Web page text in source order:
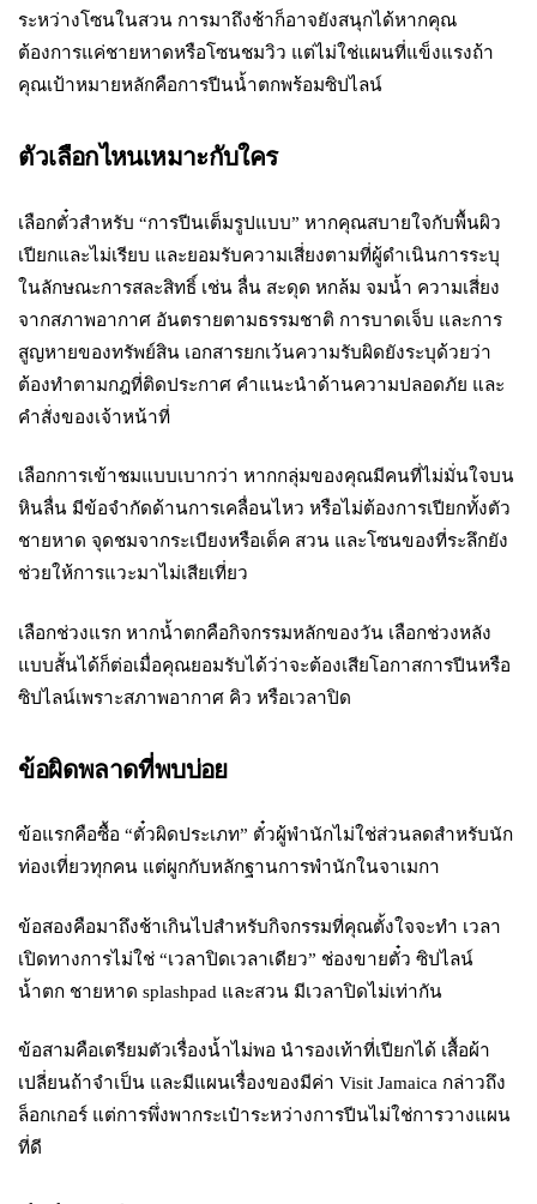
ระหว่างโซนในสวน การมาถึงช้าก็อาจยังสนุกได้หากคุณ
ต้องการแค่ชายหาดหรือโซนชมวิว แต่ไม่ใช่แผนที่แข็งแรงถ้า
คุณเป้าหมายหลักคือการปีนน้ำตกพร้อมซิปไลน์
ตัวเลือกไหนเหมาะกับใคร
เลือกตั๋วสำหรับ “การปีนเต็มรูปแบบ” หากคุณสบายใจกับพื้นผิว
เปียกและไม่เรียบ และยอมรับความเสี่ยงตามที่ผู้ดำเนินการระบุ
ในลักษณะการสละสิทธิ์ เช่น ลื่น สะดุด หกล้ม จมน้ำ ความเสี่ยง
จากสภาพอากาศ อันตรายตามธรรมชาติ การบาดเจ็บ และการ
สูญหายของทรัพย์สิน เอกสารยกเว้นความรับผิดยังระบุด้วยว่า
ต้องทำตามกฎที่ติดประกาศ คำแนะนำด้านความปลอดภัย และ
คำสั่งของเจ้าหน้าที่
เลือกการเข้าชมแบบเบากว่า หากกลุ่มของคุณมีคนที่ไม่มั่นใจบน
หินลื่น มีข้อจำกัดด้านการเคลื่อนไหว หรือไม่ต้องการเปียกทั้งตัว
ชายหาด จุดชมจากระเบียงหรือเด็ค สวน และโซนของที่ระลึกยัง
ช่วยให้การแวะมาไม่เสียเที่ยว
เลือกช่วงแรก หากน้ำตกคือกิจกรรมหลักของวัน เลือกช่วงหลัง
แบบสั้นได้ก็ต่อเมื่อคุณยอมรับได้ว่าจะต้องเสียโอกาสการปีนหรือ
ซิปไลน์เพราะสภาพอากาศ คิว หรือเวลาปิด
ข้อผิดพลาดที่พบบ่อย
ข้อแรกคือซื้อ “ตั๋วผิดประเภท” ตั๋วผู้พำนักไม่ใช่ส่วนลดสำหรับนัก
ท่องเที่ยวทุกคน แต่ผูกกับหลักฐานการพำนักในจาเมกา
ข้อสองคือมาถึงช้าเกินไปสำหรับกิจกรรมที่คุณตั้งใจจะทำ เวลา
เปิดทางการไม่ใช่ “เวลาปิดเวลาเดียว” ช่องขายตั๋ว ซิปไลน์
น้ำตก ชายหาด splashpad และสวน มีเวลาปิดไม่เท่ากัน
ข้อสามคือเตรียมตัวเรื่องน้ำไม่พอ นำรองเท้าที่เปียกได้ เสื้อผ้า
เปลี่ยนถ้าจำเป็น และมีแผนเรื่องของมีค่า Visit Jamaica กล่าวถึง
ล็อกเกอร์ แต่การพึ่งพากระเป๋าระหว่างการปีนไม่ใช่การวางแผน
ที่ดี